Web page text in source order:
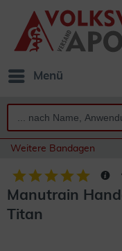
Menü
Weitere Bandagen
Manutrain
Titan